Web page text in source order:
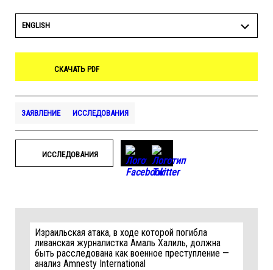
ENGLISH
СКАЧАТЬ PDF
ЗАЯВЛЕНИЕ ИССЛЕДОВАНИЯ
ИССЛЕДОВАНИЯ
Израильская атака, в ходе которой погибла
ливанская журналистка Амаль Халиль, должна
быть расследована как военное преступление —
анализ Amnesty International